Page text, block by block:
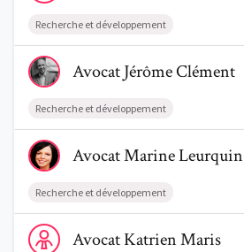
Recherche et développement
Voir le profil de AvocatJérôme Clément
AvocatJérômeClément
Recherche et développement
Voir le profil de AvocatMarine Leurquin
AvocatMarineLeurquin
Recherche et développement
Voir le profil de AvocatKatrien Maris
AvocatKatrienMaris